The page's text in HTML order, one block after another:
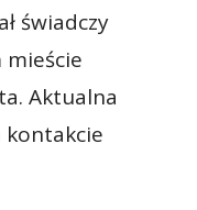
świadczy
mieście
Aktualna